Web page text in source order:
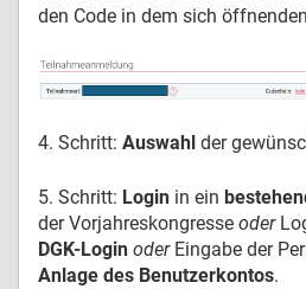
den Code in dem sich
4. Schritt: Auswahl der
5. Schritt: Login in ein
der Vorjahreskongresse oder
DGK-Login oderEingabe der
Anlage des Benutzerkontos.